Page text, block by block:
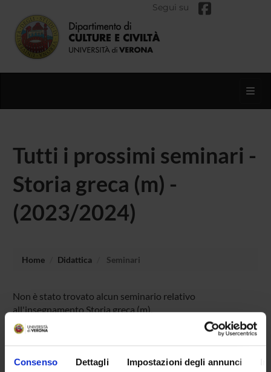
Consenso Dettagli Impostazioni degli annunci
Segui su
Tutti i prossimi seminari -
Storia greca (m) -
(2023/2024)
Home Didattica Seminari
Non è stato trovato alcun seminario relativo
all'insegnamento Storia greca (m).
OFFERTA FORMATIVA